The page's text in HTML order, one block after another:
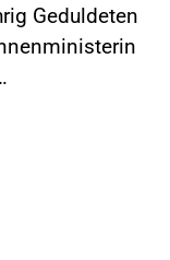
Geduldeten